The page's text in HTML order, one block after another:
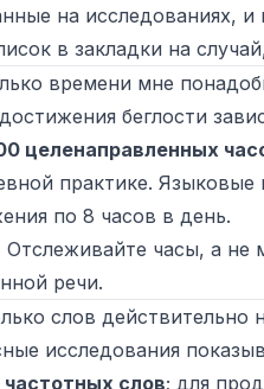
на исследованиях,
в закладки на
времени мне
беглости
целенаправленных
практике. Языковые
по 8 часов в день.
Отслеживайте часы, а не
речи.
слов действительно
исследования
слов; для